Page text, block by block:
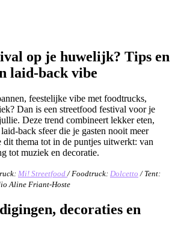
op je huwelijk? Tips en
laid-back vibe
feestelijke vibe met foodtrucks,
Dan is een streetfood festival voor je
Deze trend combineert lekker eten,
back sfeer die je gasten nooit meer
dit thema tot in de puntjes uitwerkt: van
tot muziek en decoratie.
Mi! Streetfood / Foodtruck: Dolcetto / Tent:
Aline Friant-Hoste
decoraties en